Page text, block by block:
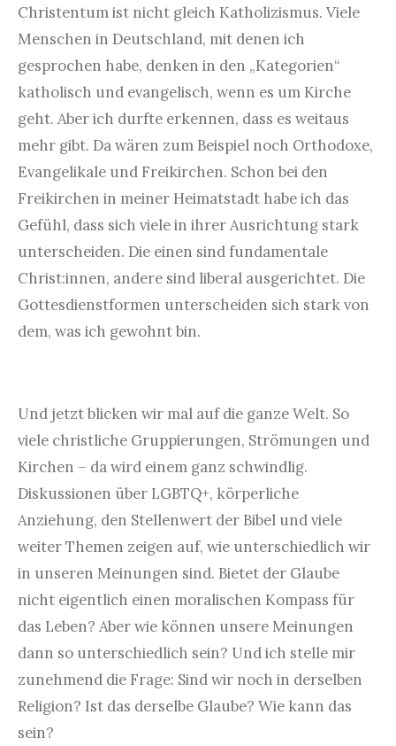
Christentum ist nicht gleich Katholizismus. Viele
Menschen in Deutschland, mit denen ich
gesprochen habe, denken in den „Kategorien“
katholisch und evangelisch, wenn es um Kirche
geht. Aber ich durfte erkennen, dass es weitaus
mehr gibt. Da wären zum Beispiel noch Orthodoxe,
Evangelikale und Freikirchen. Schon bei den
Freikirchen in meiner Heimatstadt habe ich das
Gefühl, dass sich viele in ihrer Ausrichtung stark
unterscheiden. Die einen sind fundamentale
Christ:innen, andere sind liberal ausgerichtet. Die
Gottesdienstformen unterscheiden sich stark von
dem, was ich gewohnt bin.
Und jetzt blicken wir mal auf die ganze Welt. So
viele christliche Gruppierungen, Strömungen und
Kirchen – da wird einem ganz schwindlig.
Diskussionen über LGBTQ+, körperliche
Anziehung, den Stellenwert der Bibel und viele
weiter Themen zeigen auf, wie unterschiedlich wir
in unseren Meinungen sind. Bietet der Glaube
nicht eigentlich einen moralischen Kompass für
das Leben? Aber wie können unsere Meinungen
dann so unterschiedlich sein? Und ich stelle mir
zunehmend die Frage: Sind wir noch in derselben
Religion? Ist das derselbe Glaube? Wie kann das
sein?